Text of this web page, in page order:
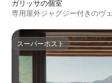
ガリッサの個室
専用屋外ジャグジー付きのヴ
スーパーホスト
スーパーホスト